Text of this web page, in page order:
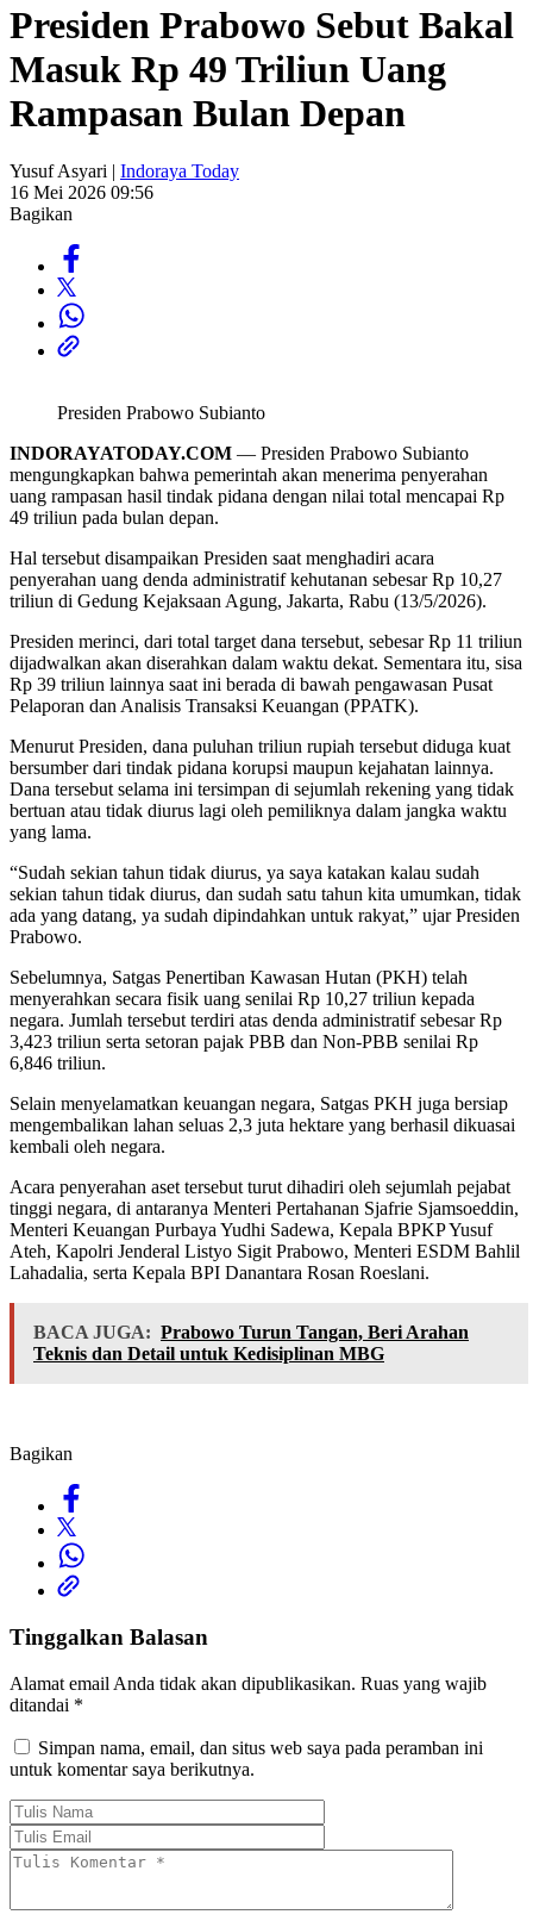
Presiden Prabowo Sebut Bakal
Masuk Rp 49 Triliun Uang
Rampasan Bulan Depan
Yusuf Asyari | Indoraya Today
16 Mei 2026 09:56
Bagikan
Presiden Prabowo Subianto
INDORAYATODAY.COM — Presiden Prabowo Subianto
mengungkapkan bahwa pemerintah akan menerima penyerahan
uang rampasan hasil tindak pidana dengan nilai total mencapai Rp
49 triliun pada bulan depan.
Hal tersebut disampaikan Presiden saat menghadiri acara
penyerahan uang denda administratif kehutanan sebesar Rp 10,27
triliun di Gedung Kejaksaan Agung, Jakarta, Rabu (13/5/2026).
Presiden merinci, dari total target dana tersebut, sebesar Rp 11 triliun
dijadwalkan akan diserahkan dalam waktu dekat. Sementara itu, sisa
Rp 39 triliun lainnya saat ini berada di bawah pengawasan Pusat
Pelaporan dan Analisis Transaksi Keuangan (PPATK).
Menurut Presiden, dana puluhan triliun rupiah tersebut diduga kuat
bersumber dari tindak pidana korupsi maupun kejahatan lainnya.
Dana tersebut selama ini tersimpan di sejumlah rekening yang tidak
bertuan atau tidak diurus lagi oleh pemiliknya dalam jangka waktu
yang lama.
“Sudah sekian tahun tidak diurus, ya saya katakan kalau sudah
sekian tahun tidak diurus, dan sudah satu tahun kita umumkan, tidak
ada yang datang, ya sudah dipindahkan untuk rakyat,” ujar Presiden
Prabowo.
Sebelumnya, Satgas Penertiban Kawasan Hutan (PKH) telah
menyerahkan secara fisik uang senilai Rp 10,27 triliun kepada
negara. Jumlah tersebut terdiri atas denda administratif sebesar Rp
3,423 triliun serta setoran pajak PBB dan Non-PBB senilai Rp
6,846 triliun.
Selain menyelamatkan keuangan negara, Satgas PKH juga bersiap
mengembalikan lahan seluas 2,3 juta hektare yang berhasil dikuasai
kembali oleh negara.
Acara penyerahan aset tersebut turut dihadiri oleh sejumlah pejabat
tinggi negara, di antaranya Menteri Pertahanan Sjafrie Sjamsoeddin,
Menteri Keuangan Purbaya Yudhi Sadewa, Kepala BPKP Yusuf
Ateh, Kapolri Jenderal Listyo Sigit Prabowo, Menteri ESDM Bahlil
Lahadalia, serta Kepala BPI Danantara Rosan Roeslani.
BACA JUGA: Prabowo Turun Tangan, Beri Arahan
Teknis dan Detail untuk Kedisiplinan MBG
Bagikan
Tinggalkan Balasan
Alamat email Anda tidak akan dipublikasikan. Ruas yang wajib
ditandai *
Simpan nama, email, dan situs web saya pada peramban ini
untuk komentar saya berikutnya.